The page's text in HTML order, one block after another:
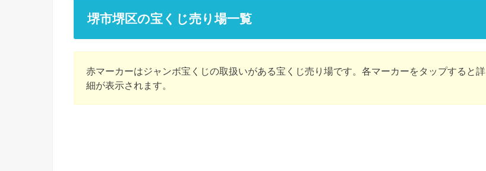
堺市堺区の宝くじ売り場一覧
赤マーカーはジャンボ宝くじの取扱いがある宝くじ売り場です。各マーカーをタップすると詳
細が表示されます。